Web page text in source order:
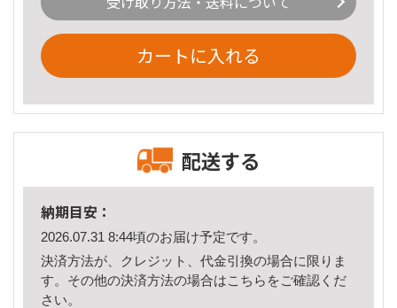
カートに入れる
配送する
納期目安：
2026.07.31 8:44頃のお届け予定です。
決済方法が、クレジット、代金引換の場合に限りま
す。その他の決済方法の場合はこちら をご確認くだ
さい。